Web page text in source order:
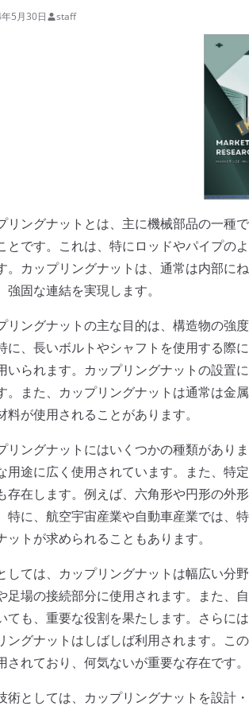
5月30日 staff
リングナットとは、主に機械部品の一種
とです。これは、特にロッドやパイプの
。カップリングナットは、通常は内部に
強固な連結を実現します。
リングナットの主な目的は、構造物の強
に、長いボルトやシャフトを使用する際
いられます。カップリングナットの設置
。また、カップリングナットは通常は金
料が使用されることがあります。
リングナットにはいくつかの種類があり
用途に広く使用されています。また、特
存在します。例えば、六角形や円形の外
特に、航空宇宙産業や自動車産業では、
ットが求められることもあります。
しては、カップリングナットは幅広い分
足場の接続部分に使用されます。また、
ても、重要な役割を果たします。さらに
ングナットはしばしば利用されます。こ
されており、何気ないが重要な存在です。
術としては、カップリングナットを設計